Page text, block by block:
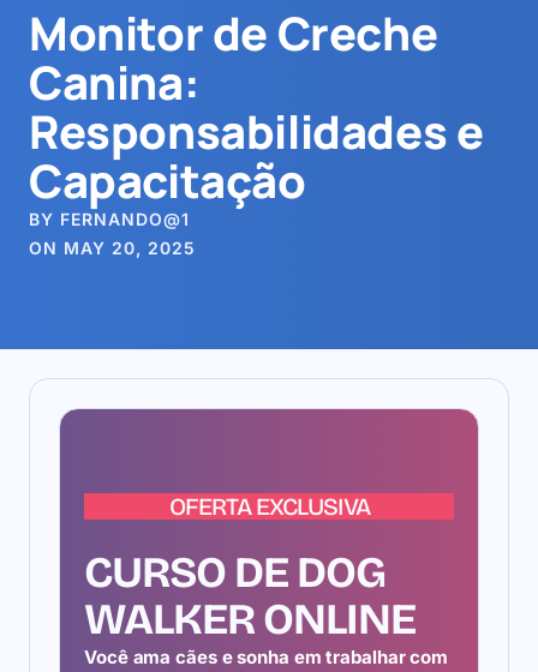
Monitor de Creche
Canina:
Responsabilidades e
Capacitação
BY FERNANDO@1
ON MAY 20, 2025
OFERTA EXCLUSIVA
CURSO DE DOG
WALKER ONLINE
Você ama cães e sonha em trabalhar com